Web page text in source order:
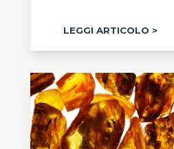
LEGGI ARTICOLO